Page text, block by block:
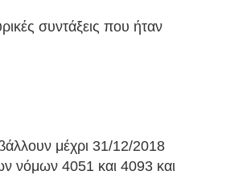
συντάξεις που ήταν
μέχρι 31/12/2018
νόμων 4051 και 4093 και